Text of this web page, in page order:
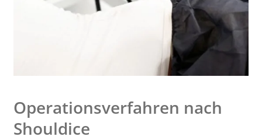
Operationsverfahren nach
Shouldice